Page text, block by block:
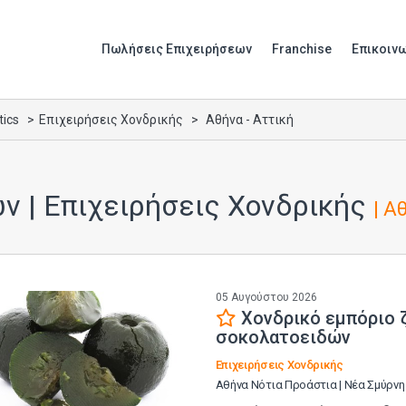
Πωλήσεις Επιχειρήσεων Franchise
Επιχειρήσεις Χονδρικής Αθήνα - Αττική
Επιχειρήσεις Χονδρικής |
05 Αυγούστου 2026
Xονδρικό
σοκολατοειδών
Επιχειρήσεις Χονδρικής
Αθήνα Νότια Προάστια | Νέα Σμύρνη